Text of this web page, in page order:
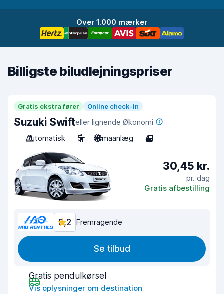
Over 1.000 mærker
Billigste biludlejningspriser
Gratis ekstra fører Online check-in
Suzuki Swifteller lignende Økonomi
Automatisk
5 Klimaanlæg 4
30,45 kr.
pr. dag
Gratis afbestilling
9,2 Fremragende
Se tilbud
Gratis pendulkørsel
Vis oplysninger om destination